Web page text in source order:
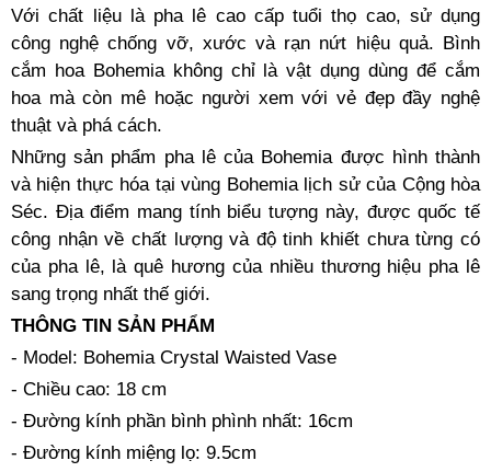
Với chất liệu là pha lê cao cấp tuổi thọ cao, sử dụng
công nghệ chống vỡ, xước và rạn nứt hiệu quả. Bình
cắm hoa Bohemia không chỉ là vật dụng dùng để cắm
hoa mà còn mê hoặc người xem với vẻ đẹp đầy nghệ
thuật và phá cách.
Những sản phẩm pha lê của Bohemia được hình thành
và hiện thực hóa tại vùng Bohemia lịch sử của Cộng hòa
Séc. Địa điểm mang tính biểu tượng này, được quốc tế
công nhận về chất lượng và độ tinh khiết chưa từng có
của pha lê, là quê hương của nhiều thương hiệu pha lê
sang trọng nhất thế giới.
THÔNG TIN SẢN PHẨM
- Model: Bohemia Crystal Waisted Vase
- Chiều cao: 18 cm
- Đường kính phần bình phình nhất: 16cm
- Đường kính miệng lọ: 9.5cm